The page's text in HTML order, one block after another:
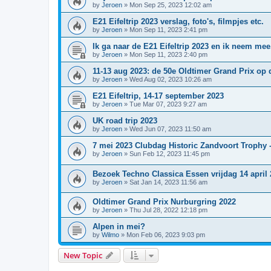
by Jeroen » Mon Sep 25, 2023 12:02 am
E21 Eifeltrip 2023 verslag, foto's, filmpjes etc.
by Jeroen » Mon Sep 11, 2023 2:41 pm
Ik ga naar de E21 Eifeltrip 2023 en ik neem
by Jeroen » Mon Sep 11, 2023 2:40 pm
11-13 aug 2023: de 50e Oldtimer Grand Prix op
by Jeroen » Wed Aug 02, 2023 10:26 am
E21 Eifeltrip, 14-17 september 2023
by Jeroen » Tue Mar 07, 2023 9:27 am
UK road trip 2023
by Jeroen » Wed Jun 07, 2023 11:50 am
7 mei 2023 Clubdag Historic Zandvoort Trophy
by Jeroen » Sun Feb 12, 2023 11:45 pm
Bezoek Techno Classica Essen vrijdag 14 april
by Jeroen » Sat Jan 14, 2023 11:56 am
Oldtimer Grand Prix Nurburgring 2022
by Jeroen » Thu Jul 28, 2022 12:18 pm
Alpen in mei?
by Wilmo » Mon Feb 06, 2023 9:03 pm
New Topic